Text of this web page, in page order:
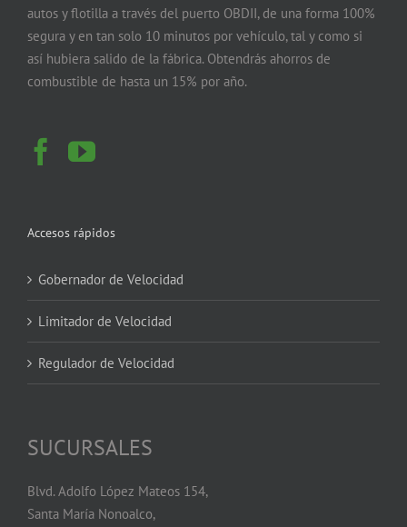
autos y flotilla a través del puerto OBDII, de una forma 100%
segura y en tan solo 10 minutos por vehículo, tal y como si
así hubiera salido de la fábrica. Obtendrás ahorros de
combustible de hasta un 15% por año.
Accesos rápidos
Gobernador de Velocidad
Limitador de Velocidad
Regulador de Velocidad
SUCURSALES
Blvd. Adolfo López Mateos 154,
Santa María Nonoalco,